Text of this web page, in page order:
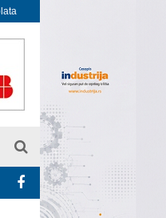
traže veće povećanje